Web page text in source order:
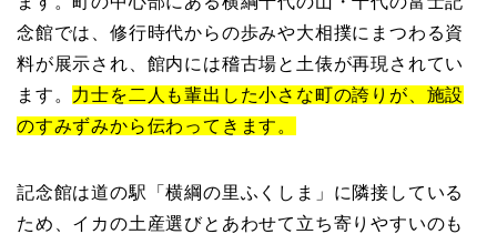
念館では、修行時代からの歩みや大相撲にまつわる資
料が展示され、館内には稽古場と土俵が再現されてい
ます。 力士を二人も輩出した小さな町の誇りが、施設
のすみずみから伝わってきます。
記念館は道の駅「横綱の里ふくしま」に隣接している
ため、イカの土産選びとあわせて立ち寄りやすいのも